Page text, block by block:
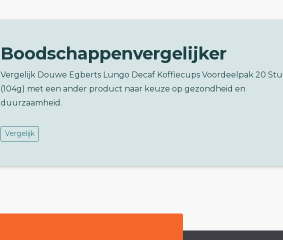
Boodschappenvergelijker
Vergelijk Douwe Egberts Lungo Decaf Koffiecups Voordeelpak 20
(104g) met een ander product naar keuze op gezondheid en
duurzaamheid.
Vergelijk